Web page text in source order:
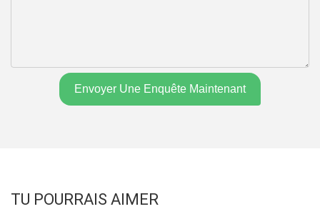
Envoyer Une Enquête Maintenant
TU POURRAIS AIMER